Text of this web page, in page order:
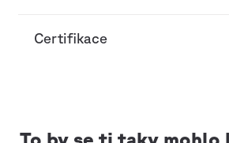
Certifikace